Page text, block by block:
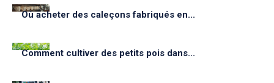
Où acheter des caleçons fabriqués en...
Comment cultiver des petits pois dans...